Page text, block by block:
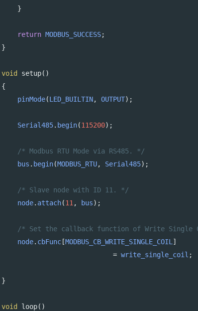
    }
return MODBUS_SUCCESS;
}
void setup()
{
pinMode(LED_BUILTIN, OUTPUT);
Serial485. begin(115200);
/* Modbus RTU Mode via RS485. */
bus . begin(MODBUS_RTU, Serial485);
/* Slave node with ID 11. */
node. attach(11 , bus);
/* Set the callback function of Write Single
node. cbFunc [MODBUS_CB_WRITE_SINGLE_COIL ]
= write_single_coil ;
}
void loop()